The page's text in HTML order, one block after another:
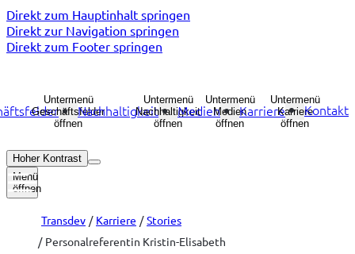
Direkt zum Hauptinhalt springen
Direkt zur Navigation springen
Direkt zum Footer springen
Untermenü
Geschäftsfelder
öffnen
Nachhaltigkeit
Untermenü
Nachhaltigkeit
öffnen
Medien
Untermenü
Medien
öffnen
Karriere
Untermenü
Karriere
öffnen
Kontakt
Hoher Kontrast
Menü
öffnen
Transdev Karriere
Stories
Personalreferentin Kristin-Elisabeth